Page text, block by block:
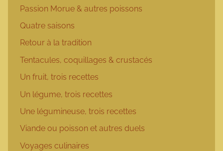
Passion Morue & autres poissons
Quatre saisons
Retour à la tradition
Tentacules, coquillages & crustacés
Un fruit, trois recettes
Un légume, trois recettes
Une légumineuse, trois recettes
Viande ou poisson et autres duels
Voyages culinaires